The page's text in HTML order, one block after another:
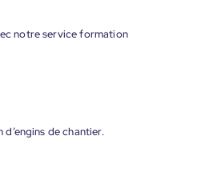
notre service formation
de chantier.